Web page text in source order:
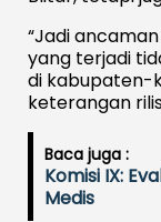
“Jadi
yang terjadi
di kabupaten-
keterangan
Baca juga :
Komisi IX:
Medis